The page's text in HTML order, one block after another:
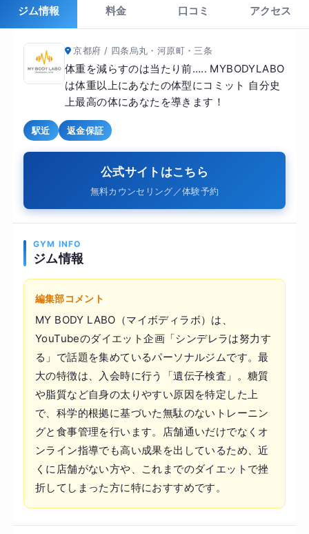
ジム情報 料金 口コミ アクセス
京都府 / 四条烏丸・河原町・三条
体重を減らすのは当たり前….. MYBODYLABO
は体重以上にあなたの体型にコミット 自分史
上最高の体にあなたを導きます！
駅近 返金保証
公式サイトはこちら
無料カウンセリング／体験予約
GYM INFO
ジム情報
編集部コメント
MY BODY LABO（マイボディラボ）は、
YouTubeのダイエット企画「シンデレラは努力す
る」で話題を集めているパーソナルジムです。最
大の特徴は、入会時に行う「遺伝子検査」。糖質
や脂質など自身の太りやすい原因を特定した上
で、科学的根拠に基づいた無駄のないトレーニン
グと食事管理を行います。店舗通いだけでなくオ
ンライン指導でも高い成果を出しているため、近
くに店舗がない方や、これまでのダイエットで挫
折してしまった方に特におすすめです。